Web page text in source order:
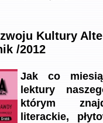
Kultury
/2012
Jak co
lektury
którym
literackie,